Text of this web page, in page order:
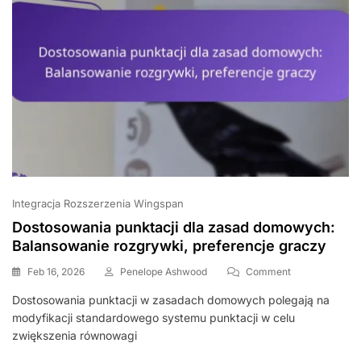
Integracja Rozszerzenia Wingspan
Dostosowania punktacji dla zasad domowych:
Balansowanie rozgrywki, preferencje graczy
Feb 16, 2026 Penelope Ashwood CommentOn
Punktacji
Dla
Dostosowania punktacji w zasadach domowych polegają na
modyfikacji standardowego systemu punktacji w celu
zwiększenia równowagi